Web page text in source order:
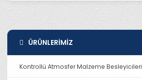
ÜRÜNLERIMIZ
Kontrollü Atmosfer Malzeme Besleyicileri